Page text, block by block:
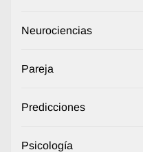
Neurociencias
Pareja
Predicciones
Psicología